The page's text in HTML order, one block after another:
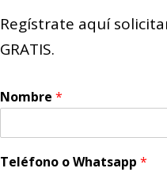
Regístrate aquí
GRATIS.
Nombre *
Teléfono o Whatsapp *